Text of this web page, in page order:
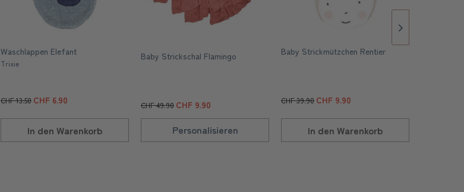
Waschlappen Elefant
Trixie
CHF 13.50 CHF 6.90
In den Warenkorb
Baby Strickschal Flamingo
CHF 49.90 CHF 9.90
Personalisieren
Baby Strickmützchen Rentier
CHF 39.90 CHF 9.90
In den Warenkorb